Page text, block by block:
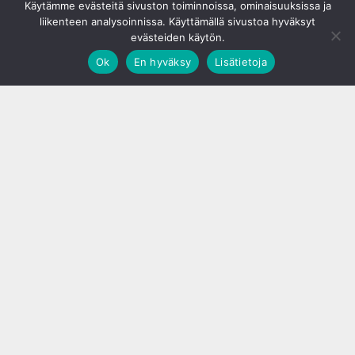
Käytämme evästeitä sivuston toiminnoissa, ominaisuuksissa ja
liikenteen analysoinnissa. Käyttämällä sivustoa hyväksyt
evästeiden käytön.
Ok
En hyväksy Lisätietoja